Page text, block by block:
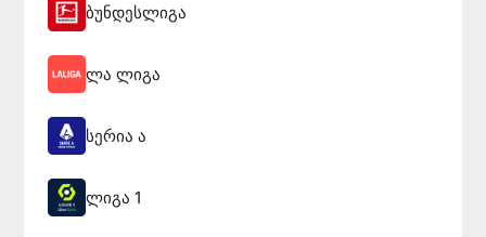
ბუნდესლიგა
ლა ლიგა
სერია ა
ლიგა 1